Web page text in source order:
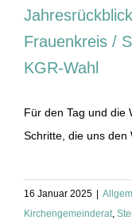
Frauenkreis /
KGR-Wahl
Für den Tag und die
Schritte, die uns den
16 Januar 2025
Kirchengemeinderat,